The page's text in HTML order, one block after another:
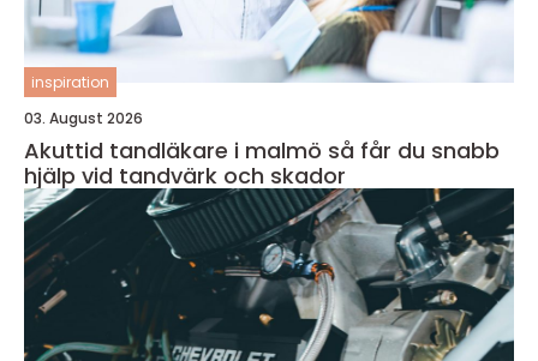
inspiration
03. August 2026
Akuttid tandläkare i malmö så får du snabb
hjälp vid tandvärk och skador